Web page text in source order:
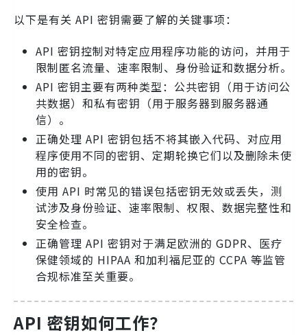
以下是有关 API 密钥需要了解的关键事项：
API 密钥控制对特定应用程序功能的访问，并用于
限制匿名流量、速率限制、身份验证和数据分析。
API 密钥主要有两种类型：公共密钥（用于访问公
共数据）和私有密钥（用于服务器到服务器通
信）。
正确处理 API 密钥包括不将其嵌入代码、对应用
程序使用不同的密钥、定期轮换它们以及删除未使
用的密钥。
使用 API 时常见的错误包括密钥无效或丢失，测
试涉及身份验证、速率限制、权限、数据完整性和
安全检查。
正确管理 API 密钥对于满足欧洲的 GDPR、医疗
保健领域的 HIPAA 和加利福尼亚的 CCPA 等监管
合规标准至关重要。
API 密钥如何工作？